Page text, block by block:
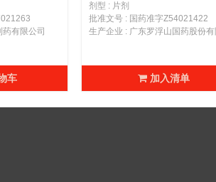
有限公司
车
剂型 : 片剂
批准文号 : 国药准字Z54021422
加入清单